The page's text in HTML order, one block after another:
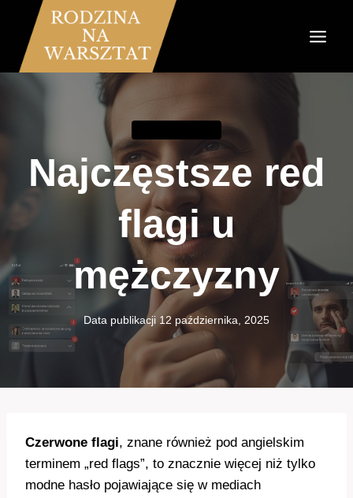
Przejdź
treści
Najczęstsze red
flagi u
mężczyzny
Data publikacji 12 października, 2025
Czerwone flagi, znane również pod angielskim
terminem „red flags”, to znacznie więcej niż tylko
modne hasło pojawiające się w mediach